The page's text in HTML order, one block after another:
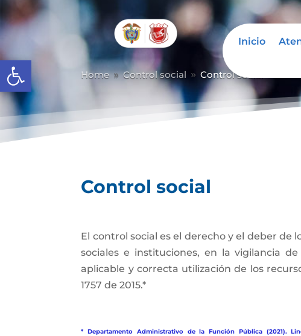
Abrir barra de herramientas
Inicio
Home 9 Control social 9 Control social
Control social
El control social es el derecho y el deber de
sociales e instituciones, en la vigilancia
aplicable y correcta utilización de los
1757 de 2015.*
* Departamento Administrativo de la Función Pública (2021).